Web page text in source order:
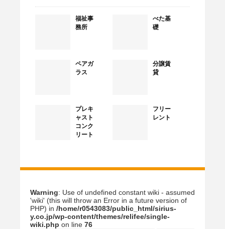
福祉事
務所
べた基
礎
ペアガ
ラス
分譲賃
貸
プレキ
ャスト
コンク
リート
フリー
レント
Warning: Use of undefined constant wiki - assumed
'wiki' (this will throw an Error in a future version of
PHP) in /home/r0543083/public_html/sirius-
y.co.jp/wp-content/themes/relifee/single-
wiki.php on line 76